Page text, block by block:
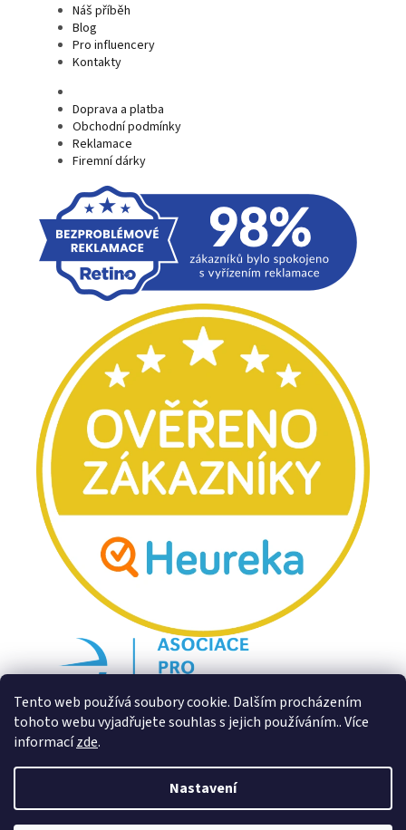
Tento web používá soubory cookie. Dalším procházením
tohoto webu vyjadřujete souhlas s jejich používáním.. Více
informacízde.
Nastavení
Náš příběh
Blog
Pro influencery
Kontakty
Doprava a platba
Obchodní podmínky
Reklamace
Firemní dárky